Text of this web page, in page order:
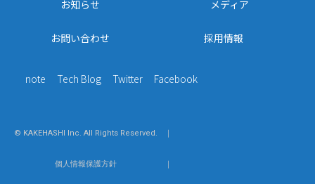
お知らせ メディア
お問い合わせ 採用情報
note Tech Blog Twitter Facebook
© KAKEHASHI Inc. All Rights Reserved. ｜
個人情報保護方針 ｜